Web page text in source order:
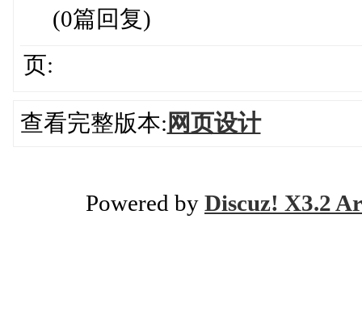
(0篇回复)
页:
查看完整版本: 网页设计
Powered by Discuz! X3.2